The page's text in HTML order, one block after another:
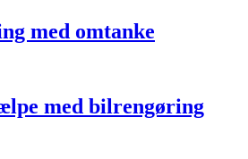
med omtanke
med bilrengøring